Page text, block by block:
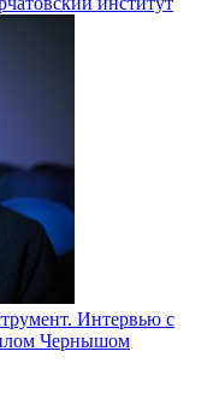
Интервью с
Чернышом